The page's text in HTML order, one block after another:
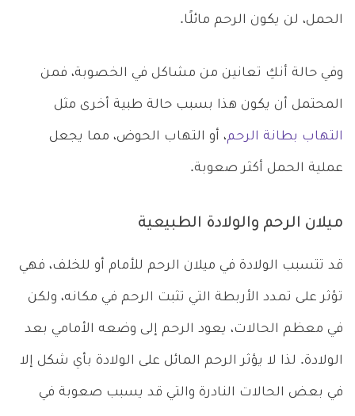
الحمل، لن يكون الرحم مائلًا.
وفي حالة أنكِ تعانين من مشاكل في الخصوبة، فمن
المحتمل أن يكون هذا بسبب حالة طبية أخرى مثل
التهاب بطانة الرحم، أو التهاب الحوض، مما يجعل
عملية الحمل أكثر صعوبة.
ميلان الرحم والولادة الطبيعية
قد تتسبب الولادة في ميلان الرحم للأمام أو للخلف، فهي
تؤثر على تمدد الأربطة التي تثبت الرحم في مكانه، ولكن
في معظم الحالات، يعود الرحم إلى وضعه الأمامي بعد
الولادة. لذا لا يؤثر الرحم المائل على الولادة بأي شكل إلا
في بعض الحالات النادرة والتي قد يسبب صعوبة في